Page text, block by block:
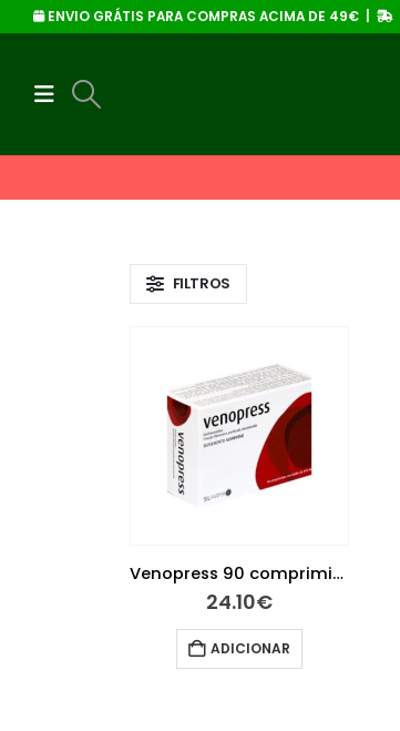
ENVIO GRÁTIS PARA COMPRAS ACIMA DE 49€ |
FILTROS
Venopress 90 comprimidos
24.10€
ADICIONAR